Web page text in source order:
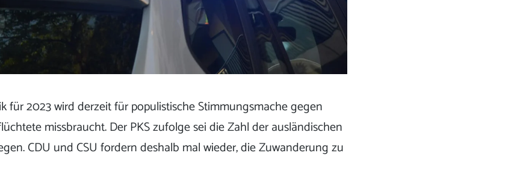
für 2023 wird derzeit für populistische Stimmungsmache gegen
missbraucht. Der PKS zufolge sei die Zahl der ausländischen
CDU und CSU fordern deshalb mal wieder, die Zuwanderung zu